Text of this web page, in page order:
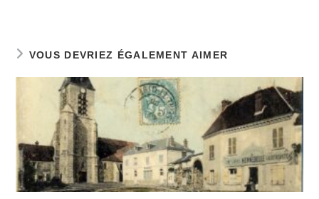
VOUS DEVRIEZ ÉGALEMENT AIMER